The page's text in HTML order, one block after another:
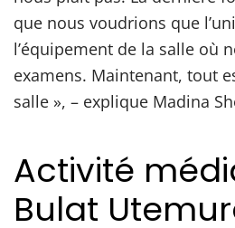
que nous voudrions que
l’équipement de la salle où
examens. Maintenant, tout
salle », – explique Madina
Activité
Bulat